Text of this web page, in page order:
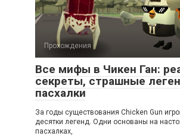
Прохождения
Все мифы в Чикен Ган:
секреты, страшные
пасхалки
За годы существования Chicken Gun
десятки легенд. Одни основаны на
пасхалках,